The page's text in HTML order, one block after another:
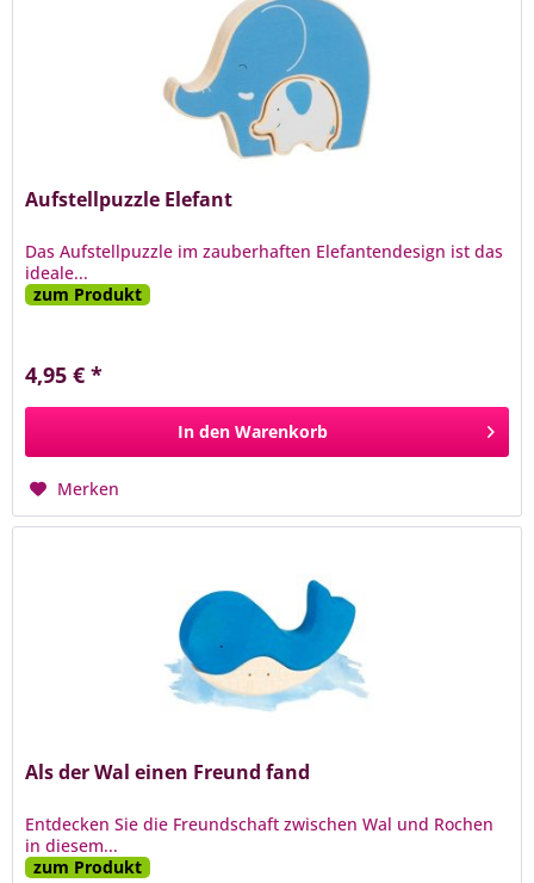
Aufstellpuzzle Elefant
Das Aufstellpuzzle im zauberhaften Elefantendesign ist das
ideale...
zum Produkt
4,95 € *
In den Warenkorb
Merken
Als der Wal einen Freund fand
Entdecken Sie die Freundschaft zwischen Wal und Rochen
in diesem...
zum Produkt